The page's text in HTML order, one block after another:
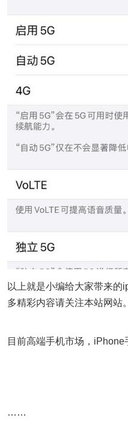
以上就是小编给大家带来的
多精彩内容请关注本站网站。
目前高端手机市场，iPhone
……